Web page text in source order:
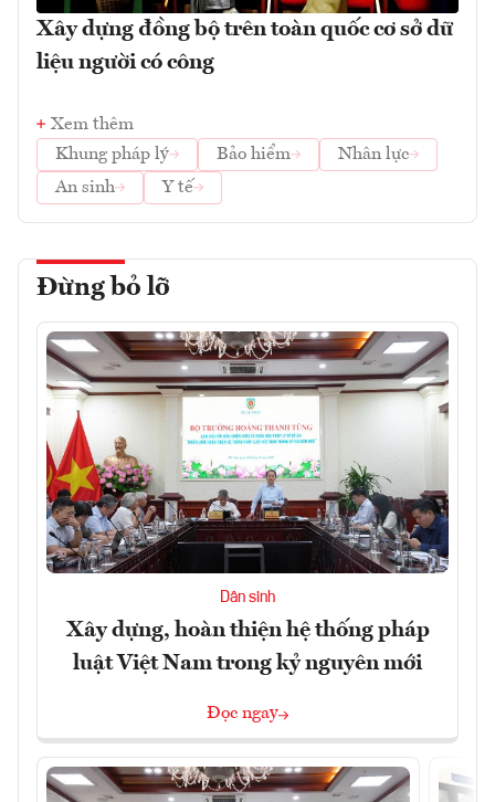
Xây dựng đồng bộ trên toàn quốc cơ sở dữ
liệu người có công
Xem thêm
Khung pháp lý
Bảo hiểm
Nhân lực
An sinh
Y tế
Đừng bỏ lỡ
Dân sinh
Xây dựng, hoàn thiện hệ thống pháp
luật Việt Nam trong kỷ nguyên mới
Đọc ngay